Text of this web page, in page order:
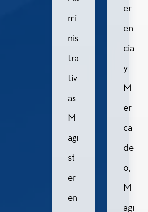
pruebas de Estado.
Semestre
I
Alexander
Humboldt
mi
nis
tra
tiv
as.
M
agi
st
er
en
er
en
cia
y
M
er
ca
de
o,
M
agi